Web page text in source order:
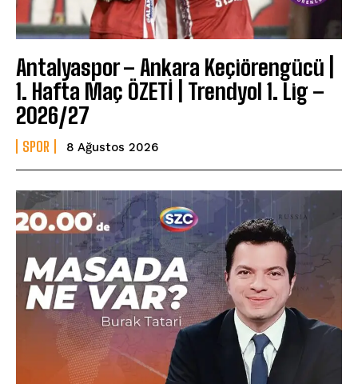
Antalyaspor – Ankara Keçiörengücü |
1. Hafta Maç ÖZETİ | Trendyol 1. Lig –
2026/27
SPOR 8 Ağustos 2026